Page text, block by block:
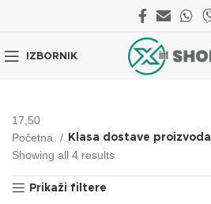
IZBORNIK
17,50
Početna
Klasa dostave proizvoda
Showing all 4 results
Prikaži filtere